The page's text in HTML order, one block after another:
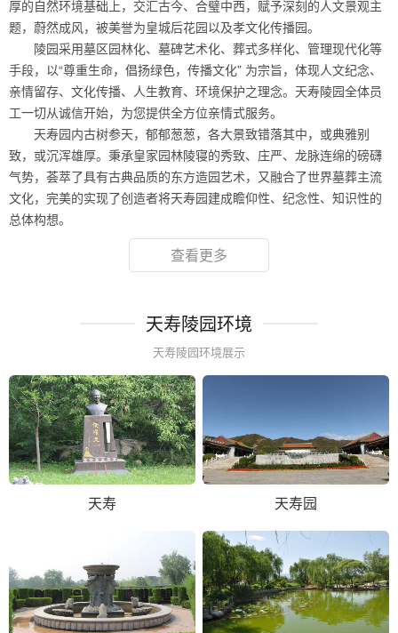
厚的自然环境基础上，交汇古今、合璧中西，赋予深刻的人文景观主
题，蔚然成风，被美誉为皇城后花园以及孝文化传播园。
陵园采用墓区园林化、墓碑艺术化、葬式多样化、管理现代化等
手段，以“尊重生命，倡扬绿色，传播文化” 为宗旨，体现人文纪念、
亲情留存、文化传播、人生教育、环境保护之理念。天寿陵园全体员
工一切从诚信开始，为您提供全方位亲情式服务。
天寿园内古树参天，郁郁葱葱，各大景致错落其中，或典雅别
致，或沉浑雄厚。秉承皇家园林陵寝的秀致、庄严、龙脉连绵的磅礴
气势，荟萃了具有古典品质的东方造园艺术，又融合了世界墓葬主流
文化，完美的实现了创造者将天寿园建成瞻仰性、纪念性、知识性的
总体构想。
查看更多
天寿陵园环境
天寿陵园环境展示
天寿 天寿园